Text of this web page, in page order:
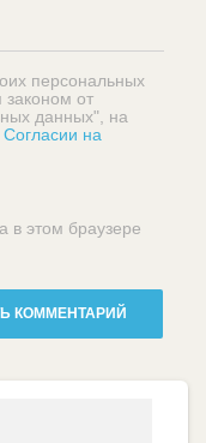
персональных
от
данных", на
Согласии на
в этом браузере